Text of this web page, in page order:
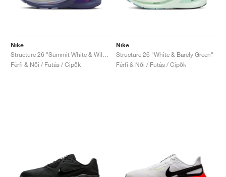
Nike
Férfi & Női / Futás / Cipők
Nike
Structure 26 "White & Barely Green"
Férfi & Női / Futás / Cipők